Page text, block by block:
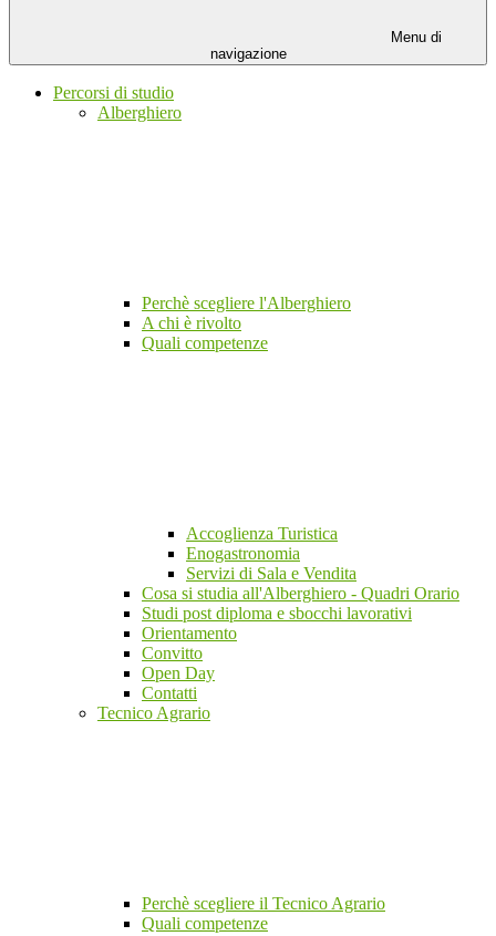
Menu di
navigazione
Percorsi di studio
Alberghiero
Perchè scegliere l'Alberghiero
A chi è rivolto
Quali competenze
Accoglienza Turistica
Enogastronomia
Servizi di Sala e Vendita
Cosa si studia all'Alberghiero - Quadri Orario
Studi post diploma e sbocchi lavorativi
Orientamento
Convitto
Open Day
Contatti
Tecnico Agrario
Perchè scegliere il Tecnico Agrario
Quali competenze